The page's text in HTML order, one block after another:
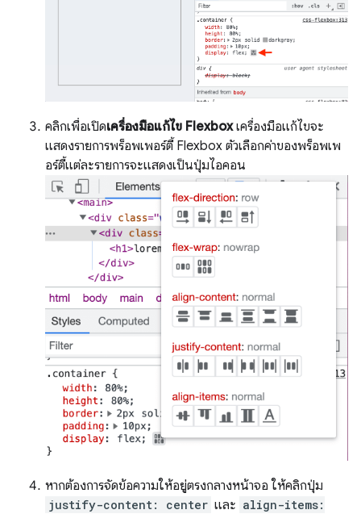
คลิกเพื่อเปิดเครื่องมือแก้ไข Flexboxเครื่องมือแก้ไขจะ
แสดงรายการพร็อพเพอร์ตี้ Flexbox ตัวเลือกค่าของพร็อพเพ
อร์ตี้แต่ละรายการจะแสดงเป็นปุ่มไอคอน
หากต้องการจัดข้อความให้อยู่ตรงกลางหน้าจอ ให้คลิกปุ่ม
justify-content: center และ align-items: